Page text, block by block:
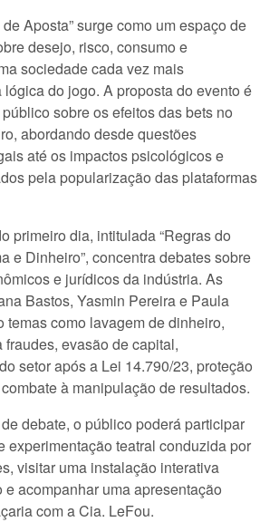
Aposta” surge como um espaço de
desejo, risco, consumo e
sociedade cada vez mais
do jogo. A proposta do evento é
sobre os efeitos das bets no
abordando desde questões
até os impactos psicológicos e
pela popularização das plataformas
primeiro dia, intitulada “Regras do
e Dinheiro”, concentra debates sobre
e jurídicos da indústria. As
Bastos, Yasmin Pereira e Paula
temas como lavagem de dinheiro,
evasão de capital,
setor após a Lei 14.790/23, proteção
à manipulação de resultados.
debate, o público poderá participar
experimentação teatral conduzida por
visitar uma instalação interativa
acompanhar uma apresentação
com a Cia. LeFou.